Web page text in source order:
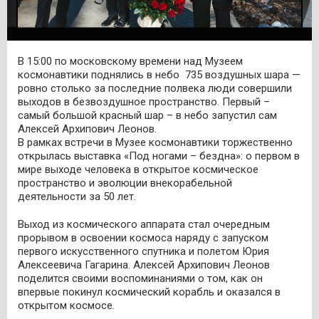
В 15:00 по московскому времени над Музеем
космонавтики поднялись в небо 735 воздушных шара —
ровно столько за последние полвека люди совершили
выходов в безвоздушное пространство. Первый –
самый большой красный шар – в небо запустил сам
Алексей Архипович Леонов.
В рамках встречи в Музее космонавтики торжественно
открылась выставка «Под ногами – бездна»: о первом в
мире выходе человека в открытое космическое
пространство и эволюции внекорабельной
деятельности за 50 лет.
Выход из космического аппарата стал очередным
прорывом в освоении космоса наряду с запуском
первого искусственного спутника и полетом Юрия
Алексеевича Гагарина. Алексей Архипович Леонов
поделится своими воспоминаниями о том, как он
впервые покинул космический корабль и оказался в
открытом космосе.